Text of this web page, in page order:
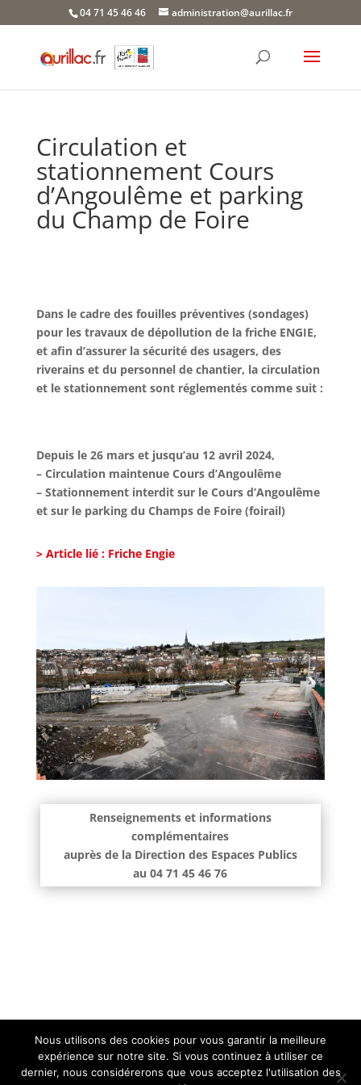
04 71 45 46 46 administration@aurillac.fr
Circulation et
stationnement Cours
d’Angoulême et parking
du Champ de Foire
Dans le cadre des fouilles préventives (sondages)
pour les travaux de dépollution de la friche ENGIE,
et afin d’assurer la sécurité des usagers, des
riverains et du personnel de chantier, la circulation
et le stationnement sont réglementés comme suit :
Depuis le 26 mars et jusqu’au 12 avril 2024,
– Circulation maintenue Cours d’Angoulême
– Stationnement interdit sur le Cours d’Angoulême
et sur le parking du Champs de Foire (foirail)
> Article lié : Friche Engie
Renseignements et informations
complémentaires
auprès de la Direction des Espaces Publics
au 04 71 45 46 76
Contact :administration@aurillac.fr|Mentions
légales |Accessibilité non conforme (refonte en
Nous utilisons des cookies pour vous garantir la meilleure
expérience sur notre site. Si vous continuez à utiliser ce
dernier, nous considérerons que vous acceptez l'utilisation des